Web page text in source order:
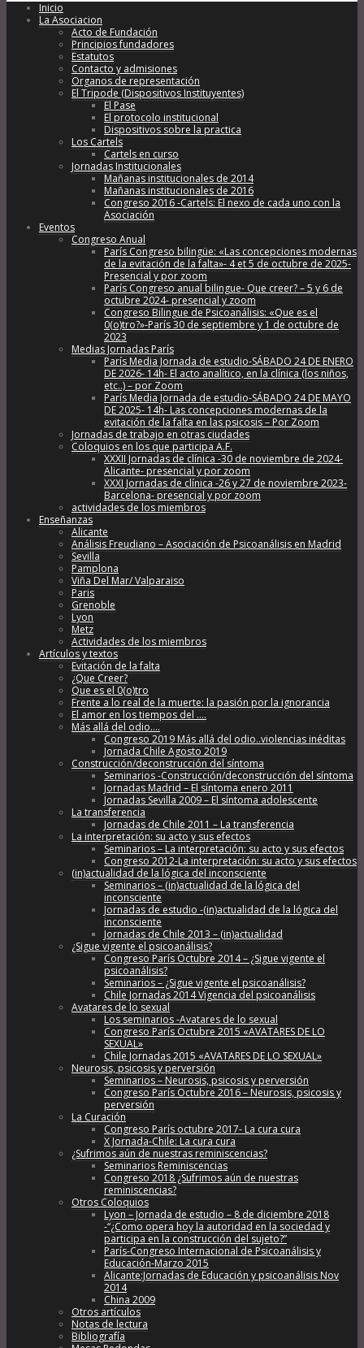
Inicio
La Asociacion
Acto de Fundación
Principios fundadores
Estatutos
Contacto y admisiones
Organos de representación
El Tripode (Dispositivos Instituyentes)
El Pase
El protocolo institucional
Dispositivos sobre la practica
Los Cartels
Cartels en curso
Jornadas Institucionales
Mañanas institucionales de 2014
Mañanas institucionales de 2016
Congreso 2016 -Cartels: El nexo de cada uno con la
Asociación
Eventos
Congreso Anual
París Congreso bilingüe: «Las concepciones modernas
de la evitación de la falta»- 4 et 5 de octubre de 2025-
Presencial y por zoom
París Congreso anual bilingue- Que creer? – 5 y 6 de
octubre 2024- presencial y zoom
Congreso Bilingue de Psicoanálisis: «Que es el
0(o)tro?»-París 30 de septiembre y 1 de octubre de
2023
Medias Jornadas París
París Media Jornada de estudio-SÁBADO 24 DE ENERO
DE 2026- 14h- El acto analítico, en la clínica (los niños,
etc..) – por Zoom
París Media Jornada de estudio-SÁBADO 24 DE MAYO
DE 2025- 14h- Las concepciones modernas de la
evitación de la falta en las psicosis – Por Zoom
Jornadas de trabajo en otras ciudades
Coloquios en los que participa A.F.
XXXII Jornadas de clínica -30 de noviembre de 2024-
Alicante- presencial y por zoom
XXXI Jornadas de clínica -26 y 27 de noviembre 2023-
Barcelona- presencial y por zoom
actividades de los miembros
Enseñanzas
Alicante
Análisis Freudiano – Asociación de Psicoanálisis en Madrid
Sevilla
Pamplona
Viña Del Mar/ Valparaiso
Paris
Grenoble
Lyon
Metz
Actividades de los miembros
Artículos y textos
Evitación de la falta
¿Que Creer?
Que es el 0(o)tro
Frente a lo real de la muerte: la pasión por la ignorancia
El amor en los tiempos del ….
Más allá del odio….
Congreso 2019 Más allá del odio..violencias inéditas
Jornada Chile Agosto 2019
Construcción/deconstrucción del síntoma
Seminarios -Construcción/deconstrucción del síntoma
Jornadas Madrid – El síntoma enero 2011
Jornadas Sevilla 2009 – El síntoma adolescente
La transferencia
Jornadas de Chile 2011 – La transferencia
La interpretación: su acto y sus efectos
Seminarios – La interpretación: su acto y sus efectos
Congreso 2012-La interpretación: su acto y sus efectos
(in)actualidad de la lógica del inconsciente
Seminarios – (in)actualidad de la lógica del
inconsciente
Jornadas de estudio -(in)actualidad de la lógica del
inconsciente
Jornadas de Chile 2013 – (in)actualidad
¿Sigue vigente el psicoanálisis?
Congreso París Octubre 2014 – ¿Sigue vigente el
psicoanálisis?
Seminarios – ¿Sigue vigente el psicoanálisis?
Chile Jornadas 2014 Vigencia del psicoanálisis
Avatares de lo sexual
Los seminarios -Avatares de lo sexual
Congreso París Octubre 2015 «AVATARES DE LO
SEXUAL»
Chile Jornadas 2015 «AVATARES DE LO SEXUAL»
Neurosis, psicosis y perversión
Seminarios – Neurosis, psicosis y perversión
Congreso París Octubre 2016 – Neurosis, psicosis y
perversión
La Curación
Congreso París octubre 2017- La cura cura
X Jornada-Chile: La cura cura
¿Sufrimos aún de nuestras reminiscencias?
Seminarios Reminiscencias
Congreso 2018 ¿Sufrimos aún de nuestras
reminiscencias?
Otros Coloquios
Lyon – Jornada de estudio – 8 de diciembre 2018
-“¿Como opera hoy la autoridad en la sociedad y
participa en la construcción del sujeto?”
París-Congreso Internacional de Psicoanálisis y
Educación-Marzo 2015
Alicante:Jornadas de Educación y psicoanálisis Nov
2014
China 2009
Otros artículos
Notas de lectura
Bibliografía